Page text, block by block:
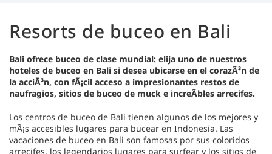
Resorts de buceo en Bali
Bali ofrece buceo de clase mundial: elija uno de nuestros
hoteles de buceo en Bali si desea ubicarse en el corazÃ³n de
la acciÃ³n, con fÃ¡cil acceso a impresionantes restos de
naufragios, sitios de buceo de muck e increÃ­bles arrecifes.
Los centros de buceo de Bali tienen algunos de los mejores y
mÃ¡s accesibles lugares para bucear en Indonesia. Las
vacaciones de buceo en Bali son famosas por sus coloridos
arrecifes, los legendarios lugares para surfear y los sitios de